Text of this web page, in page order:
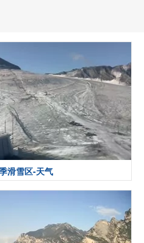
滑雪区-天气